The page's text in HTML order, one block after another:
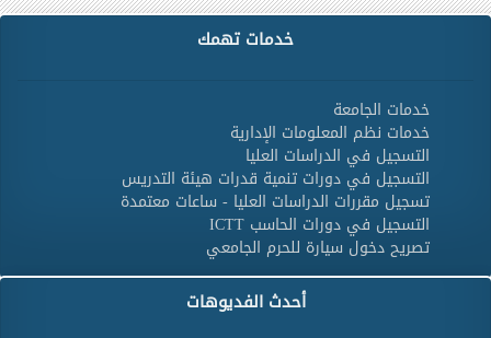
خدمات تهمك
خدمات الجامعة
خدمات نظم المعلومات الإدارية
التسجيل في الدراسات العليا
التسجيل في دورات تنمية قدرات هيئة التدريس
تسجيل مقررات الدراسات العليا - ساعات معتمدة
التسجيل في دورات الحاسب ICTT
تصريح دخول سيارة للحرم الجامعي
أحدث الفديوهات